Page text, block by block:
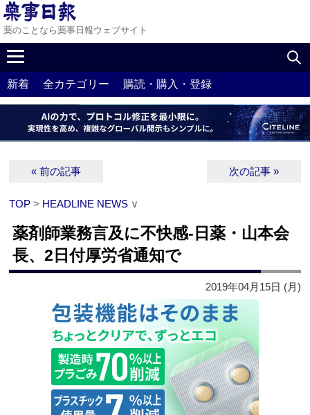
薬のことなら薬事日報ウェブサイト
新着 全カテゴリー 購読・購入・登録
« 前の記事 次の記事 »
TOP > HEADLINE NEWS ∨
薬剤師業務言及に不快感‐日薬・山本会
長、2日付厚労省通知で
2019年04月15日 (月)